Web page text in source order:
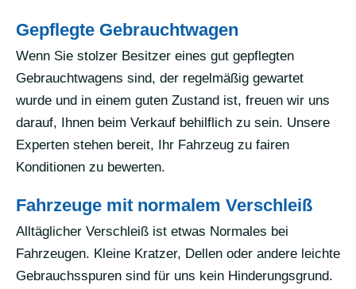
Gepflegte Gebrauchtwagen
Wenn Sie stolzer Besitzer eines gut gepflegten
Gebrauchtwagens sind, der regelmäßig gewartet
wurde und in einem guten Zustand ist, freuen wir uns
darauf, Ihnen beim Verkauf behilflich zu sein. Unsere
Experten stehen bereit, Ihr Fahrzeug zu fairen
Konditionen zu bewerten.
Fahrzeuge mit normalem Verschleiß
Alltäglicher Verschleiß ist etwas Normales bei
Fahrzeugen. Kleine Kratzer, Dellen oder andere leichte
Gebrauchsspuren sind für uns kein Hinderungsgrund.